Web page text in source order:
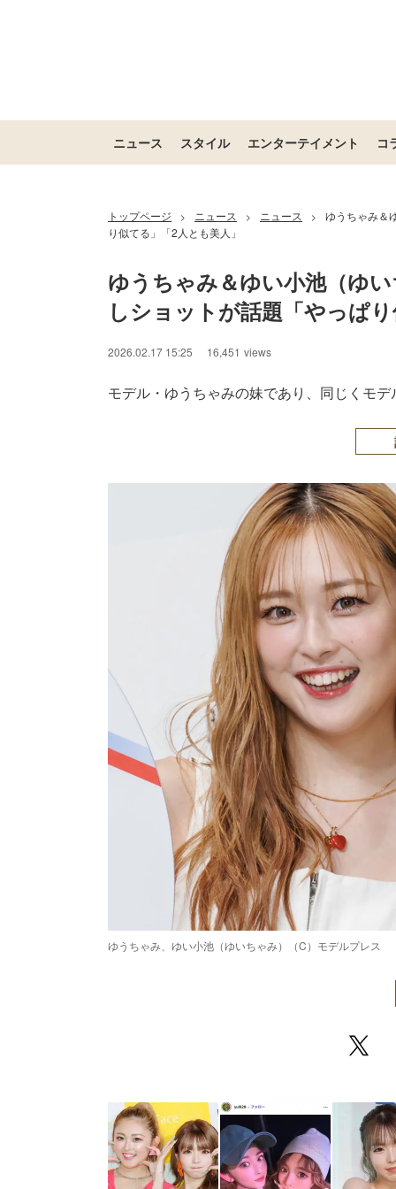
ニュース スタイル エンターテイメント コ
トップページ > ニュース > ニュース >
ゆうちゃみ＆
り似てる」「2人とも美人」
ゆうちゃみ＆ゆい小池（ゆ
しショットが話題「やっぱ
2026.02.17 15:25 16,451 views
モデル・ゆうちゃみの妹であり、同じくモ
ゆうちゃみ、ゆい小池（ゆいちゃみ）（C）モデルプレス